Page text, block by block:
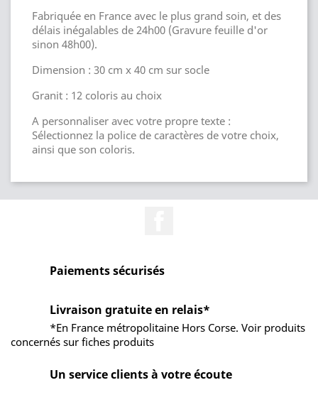
Fabriquée en France avec le plus grand soin, et des
délais inégalables de 24h00 (Gravure feuille d'or
sinon 48h00).
Dimension : 30 cm x 40 cm sur socle
Granit : 12 coloris au choix
A personnaliser avec votre propre texte :
Sélectionnez la police de caractères de votre choix,
ainsi que son coloris.
Paiements sécurisés
Livraison gratuite en relais*
*En France métropolitaine Hors Corse. Voir produits
concernés sur fiches produits
Un service clients à votre écoute